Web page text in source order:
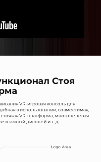
Стоя
VR-игровая консоль для
в использовании, совместимая,
VR-платформа, многоцелевая:
дисплей и т. д.